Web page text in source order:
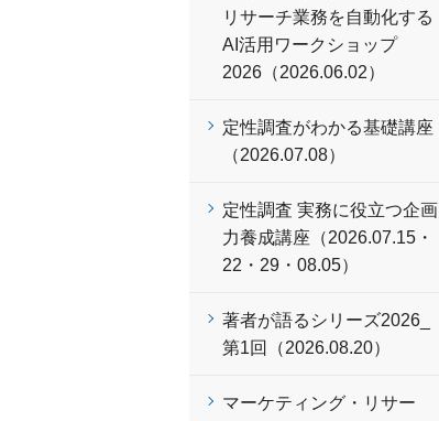
リサーチ業務を自動化する
AI活用ワークショップ
2026（2026.06.02）
定性調査がわかる基礎講座
（2026.07.08）
定性調査 実務に役立つ企画
力養成講座（2026.07.15・
22・29・08.05）
著者が語るシリーズ2026_
第1回（2026.08.20）
マーケティング・リサー